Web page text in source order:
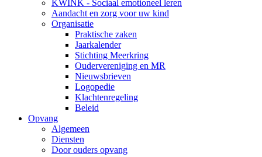
KWINK - Sociaal emotioneel leren
Aandacht en zorg voor uw kind
Organisatie
Praktische zaken
Jaarkalender
Stichting Meerkring
Oudervereniging en MR
Nieuwsbrieven
Logopedie
Klachtenregeling
Beleid
Opvang
Algemeen
Diensten
Door ouders opvang